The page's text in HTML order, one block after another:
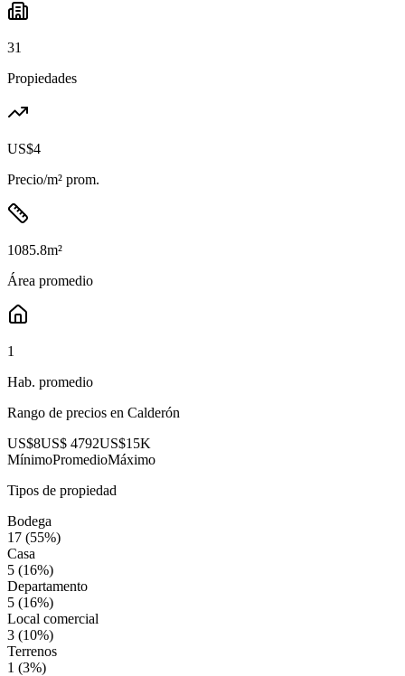
31
Propiedades
US$4
Precio/m² prom.
1085.8m²
Área promedio
1
Hab. promedio
Rango de precios en Calderón
US$8US$ 4792US$15K
MínimoPromedioMáximo
Tipos de propiedad
Bodega
17 (55%)
Casa
5 (16%)
Departamento
5 (16%)
Local comercial
3 (10%)
Terrenos
1 (3%)